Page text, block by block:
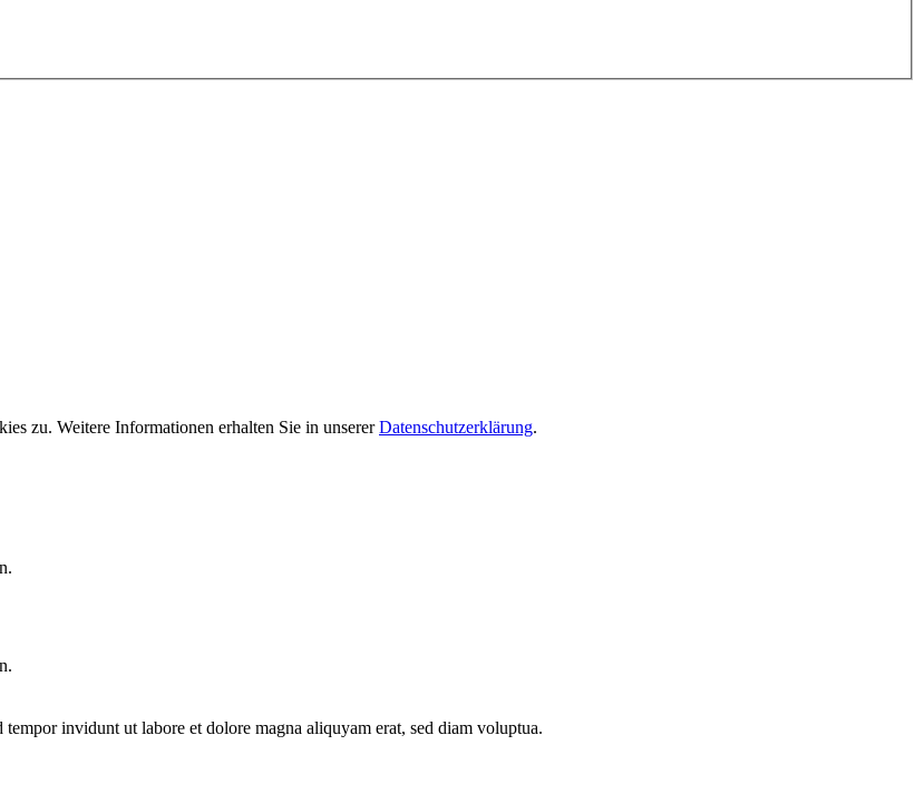
zu. Weitere Informationen erhalten Sie in unsererDatenschutzerklärung.
invidunt ut labore et dolore magna aliquyam erat, sed diam voluptua.